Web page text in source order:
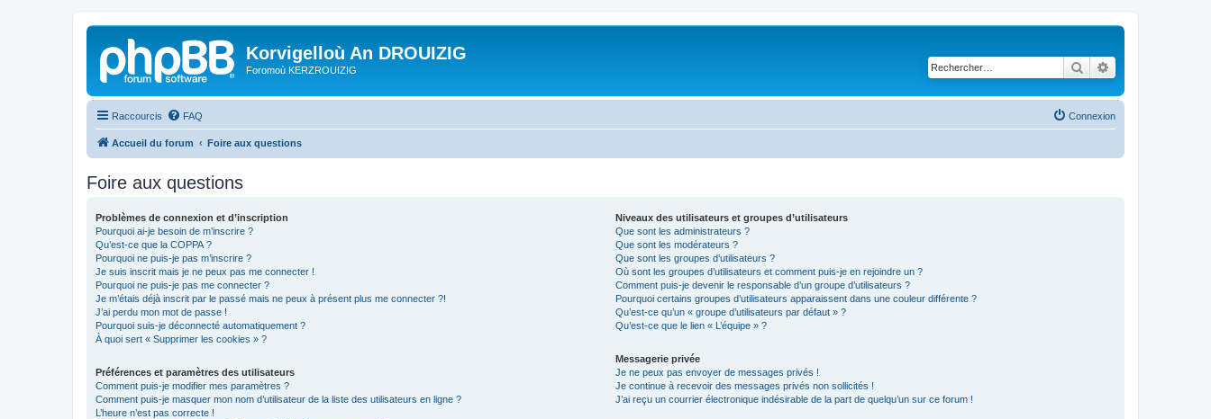
Korvigelloù An DROUIZIG
Foromoù KERZROUIZIG Rechercher
Raccourcis FAQ Connexion
Accueil du forum Foire aux questions
Foire aux questions
Problèmes de connexion et d’inscription
Pourquoi ai-je besoin de m’inscrire ?
Qu’est-ce que la COPPA ?
Pourquoi ne puis-je pas m’inscrire ?
Je suis inscrit mais je ne peux pas me connecter !
Pourquoi ne puis-je pas me connecter ?
Je m’étais déjà inscrit par le passé mais ne peux à présent plus me connecter ?!
J’ai perdu mon mot de passe !
Pourquoi suis-je déconnecté automatiquement ?
À quoi sert « Supprimer les cookies » ?
Préférences et paramètres des utilisateurs
Comment puis-je modifier mes paramètres ?
Comment puis-je masquer mon nom d’utilisateur de la liste des utilisateurs en ligne ?
L’heure n’est pas correcte !
Niveaux des utilisateurs et groupes d’utilisateurs
Que sont les administrateurs ?
Que sont les modérateurs ?
Que sont les groupes d’utilisateurs ?
Où sont les groupes d’utilisateurs et comment puis-je en rejoindre un ?
Comment puis-je devenir le responsable d’un groupe d’utilisateurs ?
Pourquoi certains groupes d’utilisateurs apparaissent dans une couleur différente ?
Qu’est-ce qu’un « groupe d’utilisateurs par défaut » ?
Qu’est-ce que le lien « L’équipe » ?
Messagerie privée
Je ne peux pas envoyer de messages privés !
Je continue à recevoir des messages privés non sollicités !
J’ai reçu un courrier électronique indésirable de la part de quelqu’un sur ce forum !